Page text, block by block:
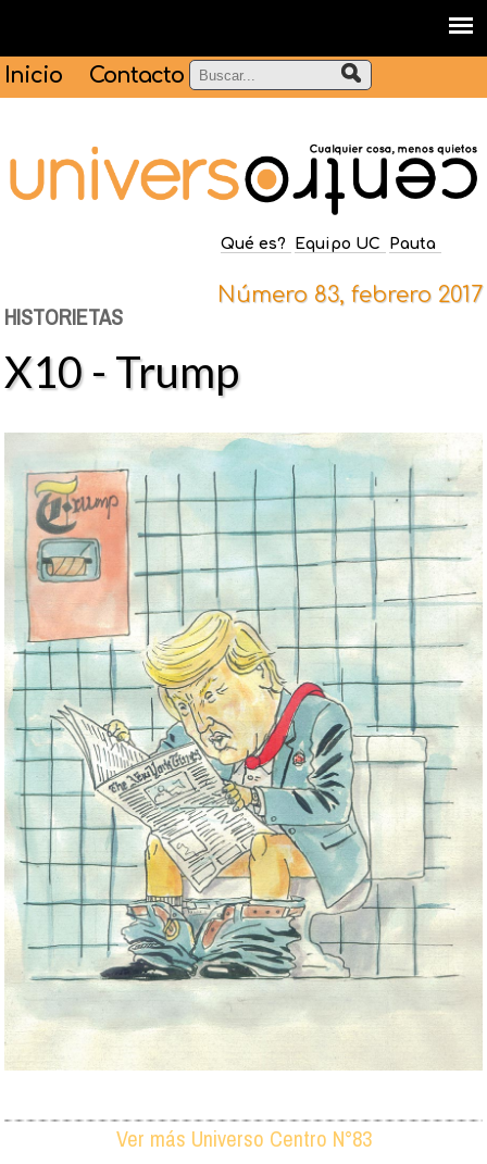
Inicio Contacto
Qué es? Equipo UC Pauta
Número 83, febrero 2017
HISTORIETAS
X10 - Trump
Ver más Universo Centro N°83